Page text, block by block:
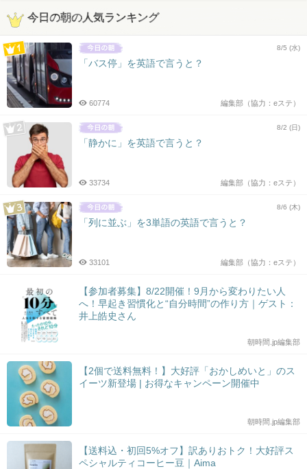
今日の朝の人気ランキング
8/5 (水)
「バス停」を英語で言うと？
編集部（協力：eステ）
60774
8/2 (日)
「静かに」を英語で言うと？
編集部（協力：eステ）
33734
8/6 (木)
「列に並ぶ」を3単語の英語で言うと？
編集部（協力：eステ）
33101
【参加者募集】8/22開催！9月から変わりたい人
へ！早起き習慣化と“自分時間”の作り方｜ゲスト：
井上皓史さん
朝時間.jp編集部
【2個で送料無料！】大好評「おかしめいと」のス
イーツ新登場 | お得なキャンペーン開催中
朝時間.jp編集部
【送料込・初回5%オフ】訳ありおトク！大好評ス
ペシャルティコーヒー豆｜Aima